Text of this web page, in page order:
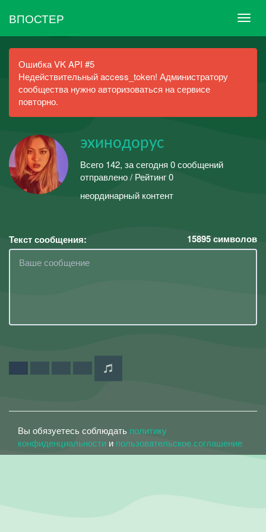
ВПОСТЕР
Ошибка VK API #5
Недействительный access_token! Администратору
сообщества нужно авторизоваться на сервисе
повторно.
эхинодорус
Всего 142, за сегодня 0 сообщений
отправлено / Рейтинг 0
неординарный контент
Текст сообщения: 15895символов
Вы обязуетесь соблюдать политику
конфиденциальности и пользовательское соглашение